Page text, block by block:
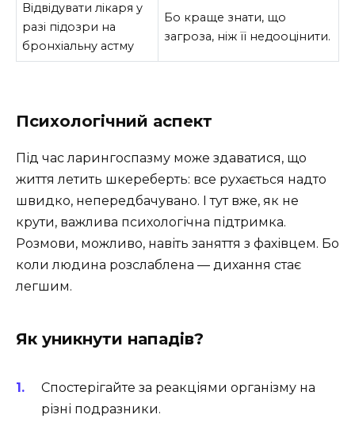
Відвідувати лікаря у
разі підозри на
бронхіальну астму
Бо краще знати, що
загроза, ніж її недооцінити.
Психологічний аспект
Під час ларингоспазму може здаватися, що
життя летить шкереберть: все рухається надто
швидко, непередбачувано. І тут вже, як не
крути, важлива психологічна підтримка.
Розмови, можливо, навіть заняття з фахівцем. Бо
коли людина розслаблена — дихання стає
легшим.
Як уникнути нападів?
Спостерігайте за реакціями організму на
різні подразники.